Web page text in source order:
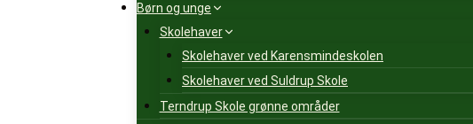
Børn og unge
Skolehaver
Skolehaver ved Karensmindeskolen
Skolehaver ved Suldrup Skole
Terndrup Skole grønne områder